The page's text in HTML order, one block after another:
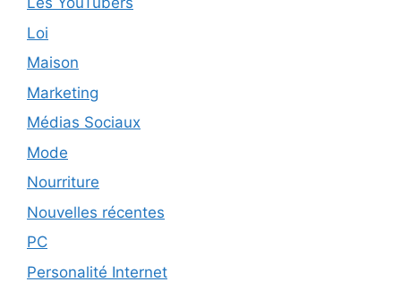
Loi
Maison
Marketing
Médias Sociaux
Mode
Nourriture
Nouvelles récentes
PC
Personalité Internet